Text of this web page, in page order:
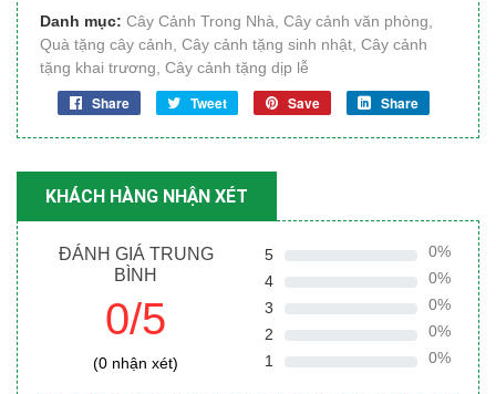
Danh mục: Cây Cảnh Trong Nhà Cây cảnh văn phòng
Quà tặng cây cảnh Cây cảnh tặng sinh nhật Cây cảnh
tặng khai trương Cây cảnh tặng dịp lễ
Share Tweet Save Share
KHÁCH HÀNG NHẬN XÉT
ĐÁNH GIÁ TRUNG
BÌNH
0/5
(0 nhận xét)
5
0%
4
0%
3
0%
2
0%
1
0%